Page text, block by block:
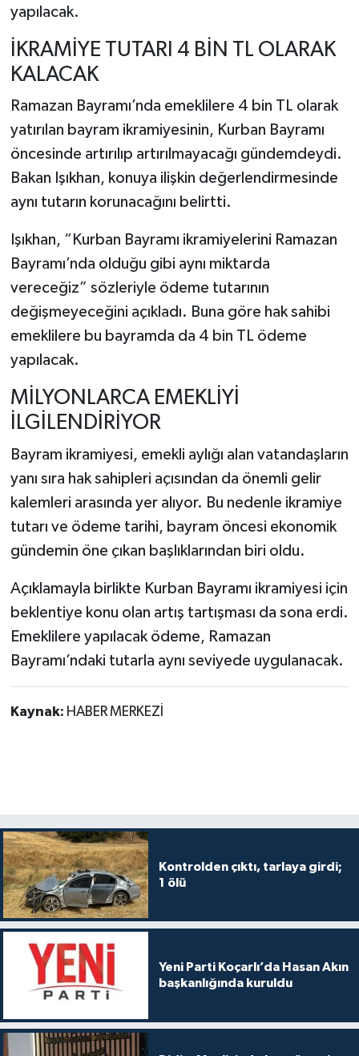
yapılacak.
İKRAMİYE TUTARI 4 BİN TL OLARAK
KALACAK
Ramazan Bayramı’nda emeklilere 4 bin TL olarak
yatırılan bayram ikramiyesinin, Kurban Bayramı
öncesinde artırılıp artırılmayacağı gündemdeydi.
Bakan Işıkhan, konuya ilişkin değerlendirmesinde
aynı tutarın korunacağını belirtti.
Işıkhan, “Kurban Bayramı ikramiyelerini Ramazan
Bayramı’nda olduğu gibi aynı miktarda
vereceğiz” sözleriyle ödeme tutarının
değişmeyeceğini açıkladı. Buna göre hak sahibi
emeklilere bu bayramda da 4 bin TL ödeme
yapılacak.
MİLYONLARCA EMEKLİYİ
İLGİLENDİRİYOR
Bayram ikramiyesi, emekli aylığı alan vatandaşların
yanı sıra hak sahipleri açısından da önemli gelir
kalemleri arasında yer alıyor. Bu nedenle ikramiye
tutarı ve ödeme tarihi, bayram öncesi ekonomik
gündemin öne çıkan başlıklarından biri oldu.
Açıklamayla birlikte Kurban Bayramı ikramiyesi için
beklentiye konu olan artış tartışması da sona erdi.
Emeklilere yapılacak ödeme, Ramazan
Bayramı’ndaki tutarla aynı seviyede uygulanacak.
Kaynak: HABER MERKEZİ
Kontrolden çıktı, tarlaya girdi;
1 ölü
Yeni Parti Koçarlı’da Hasan Akın
başkanlığında kuruldu